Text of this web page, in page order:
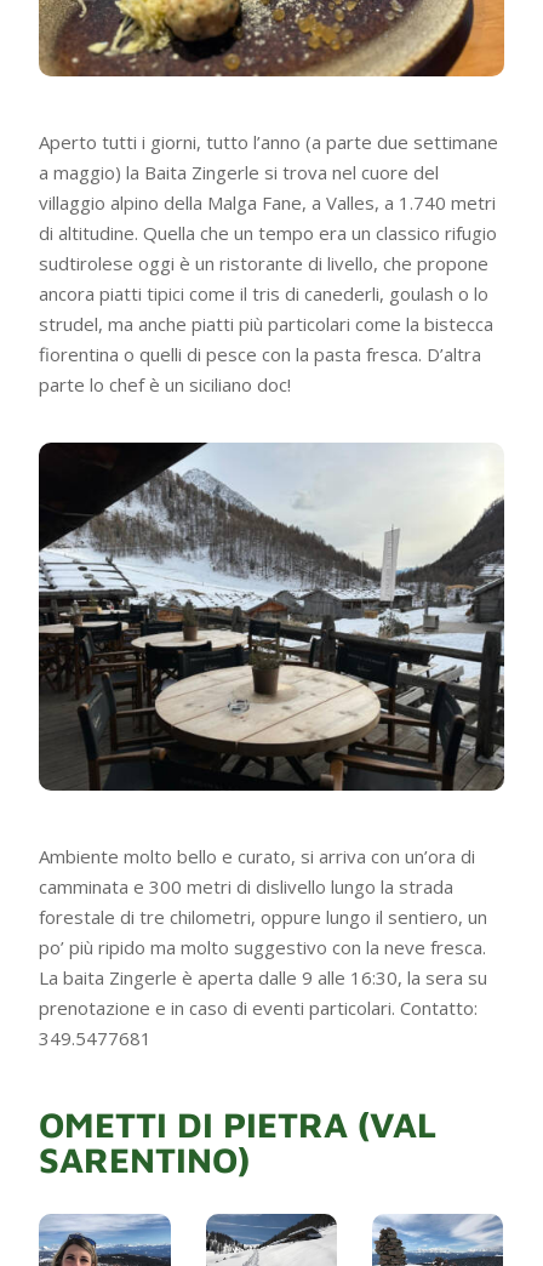
Aperto tutti i giorni, tutto l’anno (a parte due settimane
a maggio) la Baita Zingerle ​si trova nel cuore del
villaggio alpino della Malga Fane, a Valles, a 1.740 metri
di altitudine. Quella che un tempo era un classico rifugio
sudtirolese oggi è un ristorante di livello, che propone
ancora piatti tipici come il tris di canederli, goulash o lo
strudel, ma anche piatti più particolari come la bistecca
fiorentina o quelli di pesce con la pasta fresca. D’altra
parte lo chef è un siciliano doc!
Ambiente molto bello e curato, si arriva con un’ora di
camminata e 300 metri di dislivello lungo la strada
forestale di tre chilometri, oppure lungo il sentiero, un
po’ più ripido ma molto suggestivo con la neve fresca.
La baita Zingerle è aperta dalle 9 alle 16:30, la sera su
prenotazione e in caso di eventi particolari. Contatto:
349.5477681
OMETTI DI PIETRA (VAL
SARENTINO)